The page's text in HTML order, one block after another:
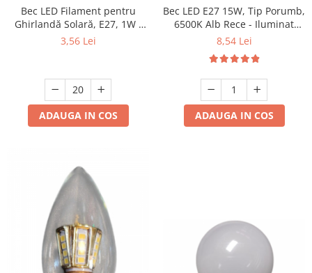
Bec LED Filament pentru
Ghirlandă Solară, E27, 1W -
Set 20 Bucăți
3,56 Lei
ADAUGA IN COS
Bec LED E27 15W, Tip Porumb,
6500K Alb Rece - Iluminat
Economic și Puternic
8,54 Lei
ADAUGA IN COS